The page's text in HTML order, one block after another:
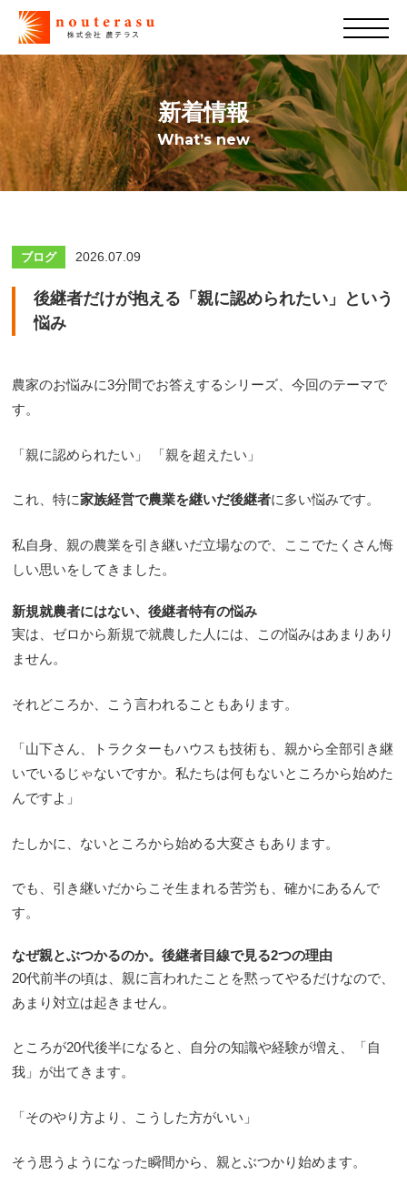
新着情報
What’s new
ブログ 2026.07.09
後継者だけが抱える「親に認められたい」という
悩み
農家のお悩みに3分間でお答えするシリーズ、今回のテーマで
す。
「親に認められたい」 「親を超えたい」
これ、特に家族経営で農業を継いだ後継者に多い悩みです。
私自身、親の農業を引き継いだ立場なので、ここでたくさん悔
しい思いをしてきました。
新規就農者にはない、後継者特有の悩み
実は、ゼロから新規で就農した人には、この悩みはあまりあり
ません。
それどころか、こう言われることもあります。
「山下さん、トラクターもハウスも技術も、親から全部引き継
いでいるじゃないですか。私たちは何もないところから始めた
んですよ」
たしかに、ないところから始める大変さもあります。
でも、引き継いだからこそ生まれる苦労も、確かにあるんで
す。
なぜ親とぶつかるのか。後継者目線で見る2つの理由
20代前半の頃は、親に言われたことを黙ってやるだけなので、
あまり対立は起きません。
ところが20代後半になると、自分の知識や経験が増え、「自
我」が出てきます。
「そのやり方より、こうした方がいい」
そう思うようになった瞬間から、親とぶつかり始めます。